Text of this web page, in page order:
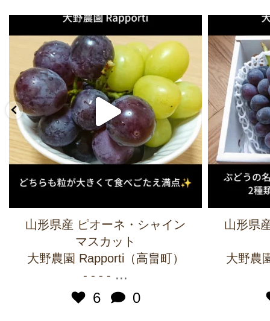
山形県産 ピオーネ・シャイン
マスカット
大野農園 Rapporti（高畠町）
- - - - ...
6
0
山形県
大野農